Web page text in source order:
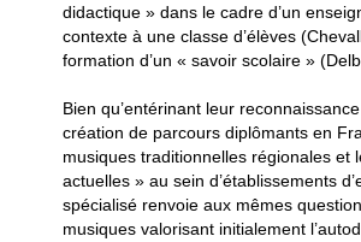
didactique » dans le cadre d’un
contexte à une classe d’élèves
formation d’un « savoir scolaire »
Bien qu’entérinant leur
création de parcours diplômants en
musiques traditionnelles régionales et
actuelles » au sein d’établissements
spécialisé renvoie aux mêmes
musiques valorisant initialement